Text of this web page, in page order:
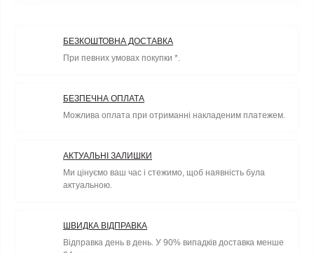
БЕЗКОШТОВНА ДОСТАВКА
При певних умовах покупки *.
БЕЗПЕЧНА ОПЛАТА
Можлива оплата при отриманні накладеним платежем.
АКТУАЛЬНІ ЗАЛИШКИ
Ми цінуємо ваш час і стежимо, щоб наявність була
актуальною.
ШВИДКА ВІДПРАВКА
Відправка день в день. У 90% випадків доставка менше